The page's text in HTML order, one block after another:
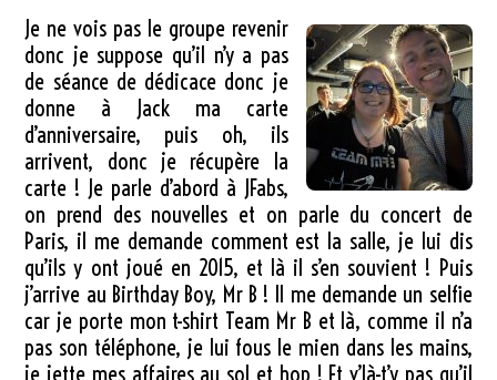
Je ne vois pas le groupe revenir
donc je suppose qu’il n’y a pas
de séance de dédicace donc je
donne à Jack ma carte
d’anniversaire, puis oh, ils
arrivent, donc je récupère la
carte ! Je parle d’abord à JFabs,
on prend des nouvelles et on parle du concert de
Paris, il me demande comment est la salle, je lui dis
qu’ils y ont joué en 2015, et là il s’en souvient ! Puis
j’arrive au Birthday Boy, Mr B ! Il me demande un selfie
car je porte mon t-shirt Team Mr B et là, comme il n’a
pas son téléphone, je lui fous le mien dans les mains,
je jette mes affaires au sol et hop ! Et v’là-t’y pas qu’il